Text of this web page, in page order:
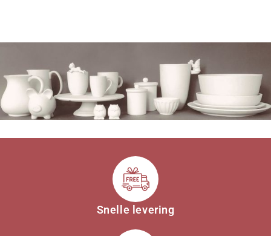
Snelle levering